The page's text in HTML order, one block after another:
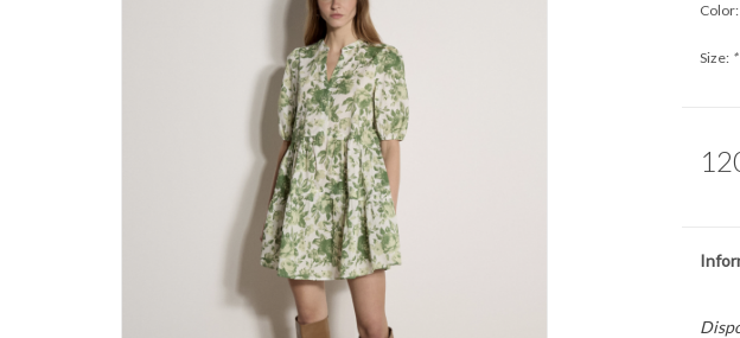
Color:
Size: *